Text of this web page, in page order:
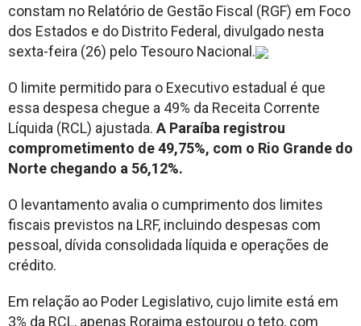
constam no Relatório de Gestão Fiscal (RGF) em Foco
dos Estados e do Distrito Federal, divulgado nesta
sexta-feira (26) pelo Tesouro Nacional.
O limite permitido para o Executivo estadual é que
essa despesa chegue a 49% da Receita Corrente
Líquida (RCL) ajustada. A Paraíba registrou
comprometimento de 49,75%, com o Rio Grande do
Norte chegando a 56,12%.
O levantamento avalia o cumprimento dos limites
fiscais previstos na LRF, incluindo despesas com
pessoal, dívida consolidada líquida e operações de
crédito.
Em relação ao Poder Legislativo, cujo limite está em
3% da RCL, apenas Roraima estourou o teto, com